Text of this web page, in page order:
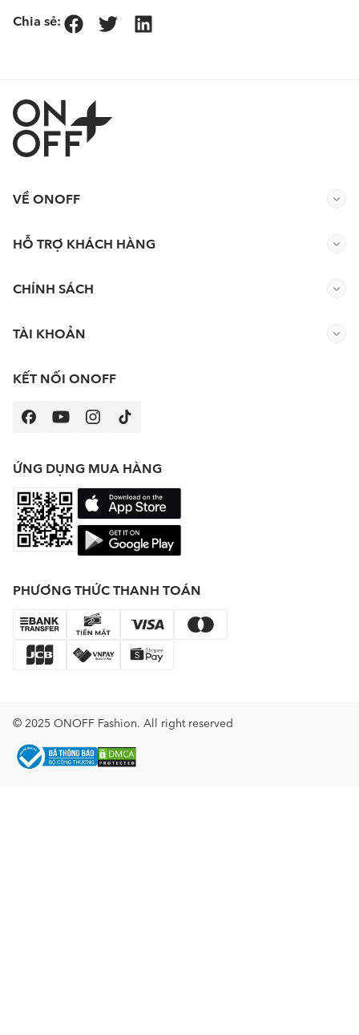
Chia sẻ:
HỖ TRỢ KHÁCH HÀNG
TÀI KHOẢN
CHÍNH SÁCH
VỀ ONOFF
KẾT NỐI ONOFF
ỨNG DỤNG MUA HÀNG
PHƯƠNG THỨC THANH TOÁN
© 2025 ONOFF Fashion. All right reserved